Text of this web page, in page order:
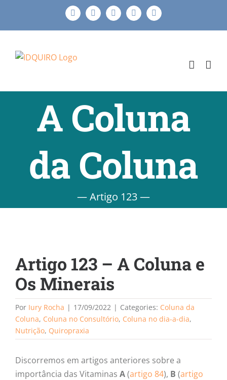
o
FacebookInstagram
X LinkedIn
E-
A Coluna
da Coluna
— Artigo 123 —
Artigo 123 – A Coluna e
Os Minerais
Por Iury Rocha | 17/09/2022 | Categories: Coluna da
Coluna, Coluna no Consultório, Coluna no dia-a-dia,
Nutrição, Quiropraxia
Discorremos em artigos anteriores sobre a
importância das Vitaminas A(artigo 84), B (artigo